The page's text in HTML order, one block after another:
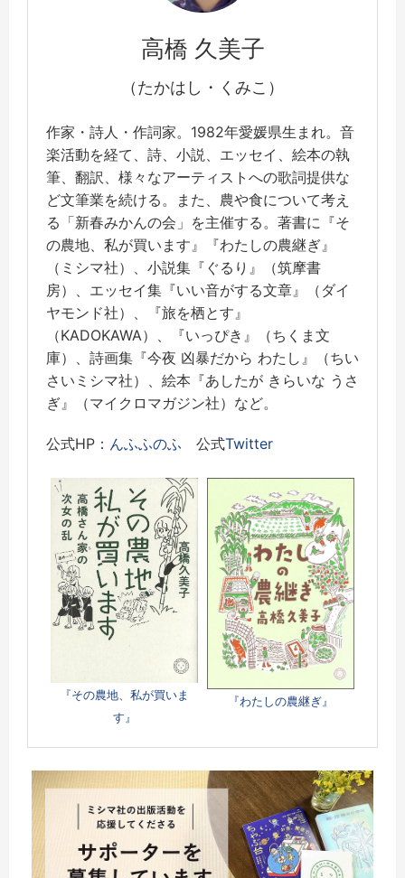
高橋 久美子
（たかはし・くみこ）
作家・詩人・作詞家。1982年愛媛県生まれ。音
楽活動を経て、詩、小説、エッセイ、絵本の執
筆、翻訳、様々なアーティストへの歌詞提供な
ど文筆業を続ける。また、農や食について考え
る「新春みかんの会」を主催する。著書に『そ
の農地、私が買います』『わたしの農継ぎ』
（ミシマ社）、小説集『ぐるり』（筑摩書
房）、エッセイ集『いい音がする文章』（ダイ
ヤモンド社）、『旅を栖とす』
（KADOKAWA）、『いっぴき』（ちくま文
庫）、詩画集『今夜 凶暴だから わたし』（ちい
さいミシマ社）、絵本『あしたが きらいな うさ
ぎ』（マイクロマガジン社）など。
公式HP： んふふのふ 公式Twitter
『その農地、私が買いま
す』
『わたしの農継ぎ』